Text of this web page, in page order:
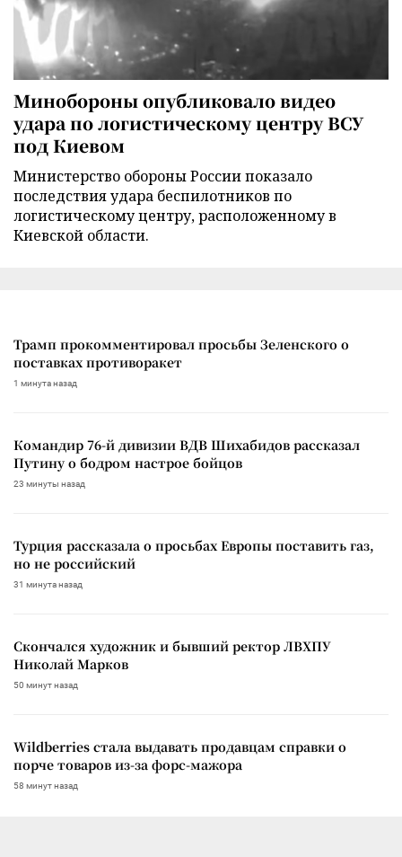
Минобороны опубликовало видео
удара по логистическому центру ВСУ
под Киевом
Министерство обороны России показало
последствия удара беспилотников по
логистическому центру, расположенному в
Киевской области.
Трамп прокомментировал просьбы Зеленского о
поставках противоракет
1 минута назад
Командир 76-й дивизии ВДВ Шихабидов рассказал
Путину о бодром настрое бойцов
23 минуты назад
Турция рассказала о просьбах Европы поставить газ,
но не российский
31 минута назад
Скончался художник и бывший ректор ЛВХПУ
Николай Марков
50 минут назад
Wildberries стала выдавать продавцам справки о
порче товаров из-за форс-мажора
58 минут назад